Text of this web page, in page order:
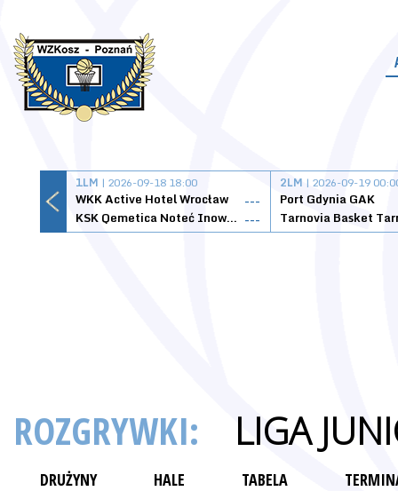
1LM | 2026-09-18 18:00
WKK Active Hotel Wrocław
---
KSK Qemetica Noteć Inowrocław ---
2LM | 2026-09-19
Port Gdynia GAK
ROZGRYWKI: LIGA
DRUŻYNY HALE TABELA